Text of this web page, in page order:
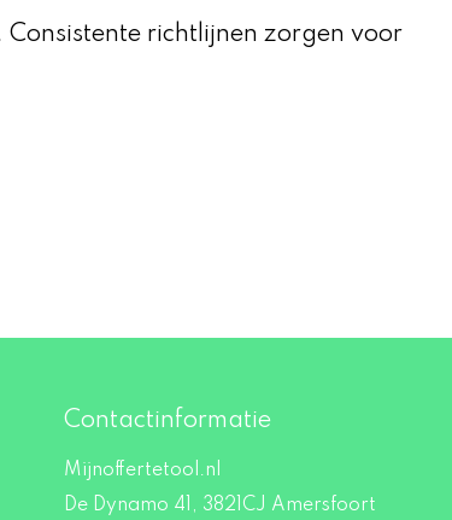
richtlijnen zorgen voor
Contactinformatie
Mijnoffertetool.nl
De Dynamo 41, 3821CJ Amersfoort